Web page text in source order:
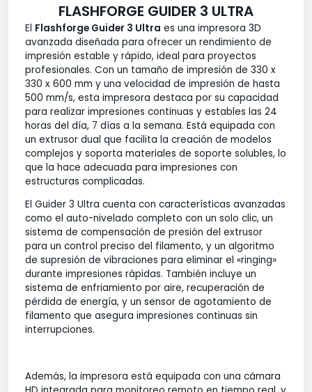
FLASHFORGE GUIDER 3 ULTRA
El Flashforge Guider 3 Ultra es una impresora 3D
avanzada diseñada para ofrecer un rendimiento de
impresión estable y rápido, ideal para proyectos
profesionales. Con un tamaño de impresión de 330 x
330 x 600 mm y una velocidad de impresión de hasta
500 mm/s, esta impresora destaca por su capacidad
para realizar impresiones continuas y estables las 24
horas del día, 7 días a la semana. Está equipada con
un extrusor dual que facilita la creación de modelos
complejos y soporta materiales de soporte solubles, lo
que la hace adecuada para impresiones con
estructuras complicadas.
El Guider 3 Ultra cuenta con características avanzadas
como el auto-nivelado completo con un solo clic, un
sistema de compensación de presión del extrusor
para un control preciso del filamento, y un algoritmo
de supresión de vibraciones para eliminar el «ringing»
durante impresiones rápidas. También incluye un
sistema de enfriamiento por aire, recuperación de
pérdida de energía, y un sensor de agotamiento de
filamento que asegura impresiones continuas sin
interrupciones.
Además, la impresora está equipada con una cámara